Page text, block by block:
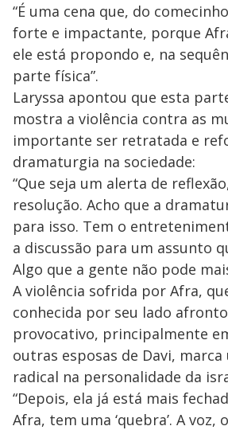
“É uma cena que, do
forte e impactante, porque
ele está propondo e, na
parte física”.
Laryssa apontou que esta
mostra a violência contra as
importante ser retratada e
dramaturgia na sociedade:
“Que seja um alerta de
resolução. Acho que a
para isso. Tem o
a discussão para um assunto
Algo que a gente não pode
A violência sofrida por Afra,
conhecida por seu lado
provocativo, principalmente
outras esposas de Davi, marca
radical na personalidade da
“Depois, ela já está mais
Afra, tem uma ‘quebra’. A voz,